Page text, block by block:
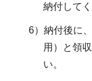
納付してく
6）納付後に
用）と領
い。